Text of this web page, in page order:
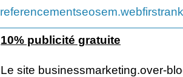
10% publicité gratuite
Le site businessmarketing.over-